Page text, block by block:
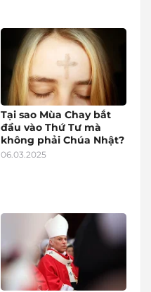
Tại sao Mùa Chay bắt
đầu vào Thứ Tư mà
không phải Chúa Nhật?
06.03.2025